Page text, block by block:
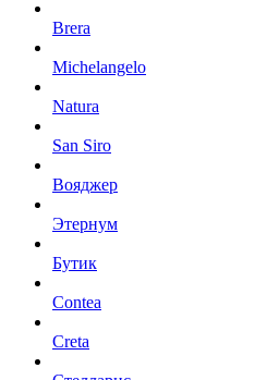
Brera
Michelangelo
Natura
San Siro
Вояджер
Этернум
Бутик
Contea
Creta